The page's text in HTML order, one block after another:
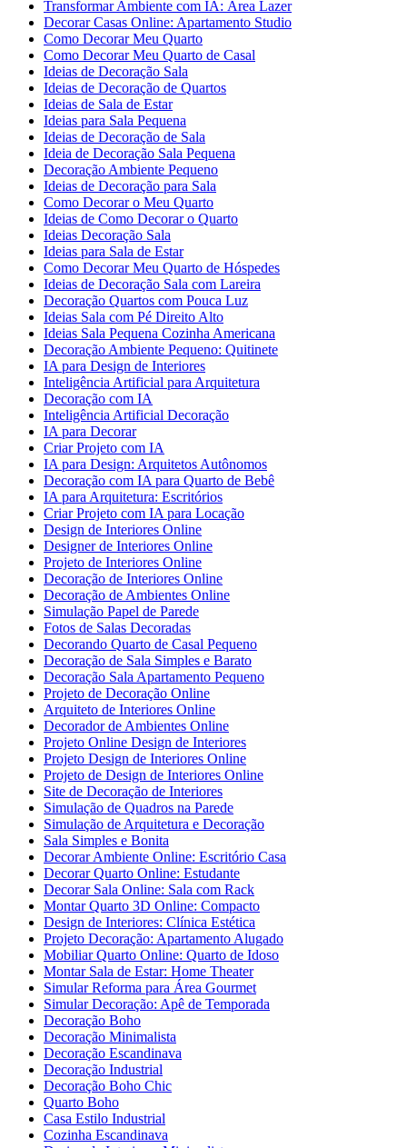
Transformar Ambiente com IA: Área Lazer
Decorar Casas Online: Apartamento Studio
Como Decorar Meu Quarto
Como Decorar Meu Quarto de Casal
Ideias de Decoração Sala
Ideias de Decoração de Quartos
Ideias de Sala de Estar
Ideias para Sala Pequena
Ideias de Decoração de Sala
Ideia de Decoração Sala Pequena
Decoração Ambiente Pequeno
Ideias de Decoração para Sala
Como Decorar o Meu Quarto
Ideias de Como Decorar o Quarto
Ideias Decoração Sala
Ideias para Sala de Estar
Como Decorar Meu Quarto de Hóspedes
Ideias de Decoração Sala com Lareira
Decoração Quartos com Pouca Luz
Ideias Sala com Pé Direito Alto
Ideias Sala Pequena Cozinha Americana
Decoração Ambiente Pequeno: Quitinete
IA para Design de Interiores
Inteligência Artificial para Arquitetura
Decoração com IA
Inteligência Artificial Decoração
IA para Decorar
Criar Projeto com IA
IA para Design: Arquitetos Autônomos
Decoração com IA para Quarto de Bebê
IA para Arquitetura: Escritórios
Criar Projeto com IA para Locação
Design de Interiores Online
Designer de Interiores Online
Projeto de Interiores Online
Decoração de Interiores Online
Decoração de Ambientes Online
Simulação Papel de Parede
Fotos de Salas Decoradas
Decorando Quarto de Casal Pequeno
Decoração de Sala Simples e Barato
Decoração Sala Apartamento Pequeno
Projeto de Decoração Online
Arquiteto de Interiores Online
Decorador de Ambientes Online
Projeto Online Design de Interiores
Projeto Design de Interiores Online
Projeto de Design de Interiores Online
Site de Decoração de Interiores
Simulação de Quadros na Parede
Simulação de Arquitetura e Decoração
Sala Simples e Bonita
Decorar Ambiente Online: Escritório Casa
Decorar Quarto Online: Estudante
Decorar Sala Online: Sala com Rack
Montar Quarto 3D Online: Compacto
Design de Interiores: Clínica Estética
Projeto Decoração: Apartamento Alugado
Mobiliar Quarto Online: Quarto de Idoso
Montar Sala de Estar: Home Theater
Simular Reforma para Área Gourmet
Simular Decoração: Apê de Temporada
Decoração Boho
Decoração Minimalista
Decoração Escandinava
Decoração Industrial
Decoração Boho Chic
Quarto Boho
Casa Estilo Industrial
Cozinha Escandinava